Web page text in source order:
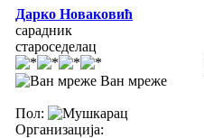
Дарко Новаковић
сарадник
староседелац
Ван мреже
Пол:
Организација: